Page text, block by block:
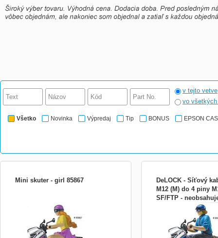
v tejto vetve
vo
Všetko Novinka Výpredaj Tip BONUS EPSON
Mini skuter - girl 85867
I/R Mini skútr na dálkové ovládání (girl)
Plně funkční mini skútr na dálkové
ovládání Obsah balení: mini skútr
vysílačka český návod Baterie skútr: 3x
AG13 (nejsou součástí balení) - malé,
ploché, kulaté Baterie vysílačka: 2x AA
DeLOCK - Síťový
M12 (M) do 4 piny
SF/FTP -
Síťový kabel - 4 piny
M12 (M) - 3 m - SF/FTP
halogen - zelená